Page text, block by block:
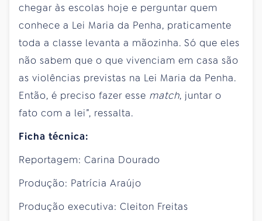
chegar às escolas hoje e perguntar quem
conhece a Lei Maria da Penha, praticamente
toda a classe levanta a mãozinha. Só que eles
não sabem que o que vivenciam em casa são
as violências previstas na Lei Maria da Penha.
Então, é preciso fazer esse match, juntar o
fato com a lei”, ressalta.
Ficha técnica:
Reportagem: Carina Dourado
Produção: Patrícia Araújo
Produção executiva: Cleiton Freitas